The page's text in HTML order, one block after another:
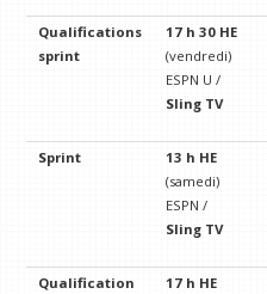
Qualifications
sprint
17 h 30 HE
(vendredi)
ESPN U /
Sling TV
Sprint
13 h HE
(samedi)
ESPN /
Sling TV
Qualification
17 h HE